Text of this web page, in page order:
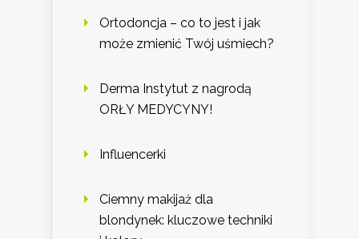
Ortodoncja – co to jest i jak
może zmienić Twój uśmiech?
Derma Instytut z nagrodą
ORŁY MEDYCYNY!
Influencerki
Ciemny makijaż dla
blondynek: kluczowe techniki